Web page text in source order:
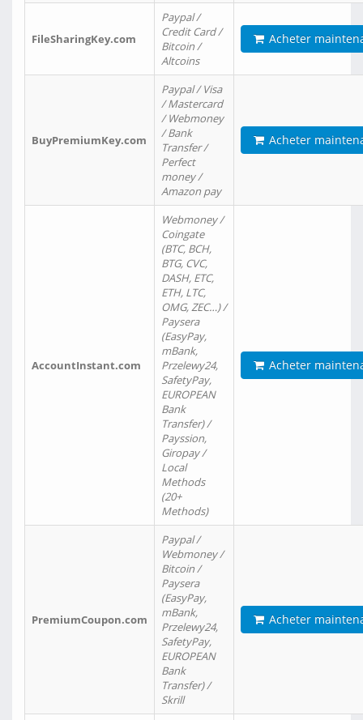
FileSharingKey.com
Paypal /
Credit Card /
Bitcoin /
Altcoins
Acheter
BuyPremiumKey.com
Paypal / Visa
/ Mastercard
/ Webmoney
/ Bank
Transfer /
Perfect
money /
Amazon pay
Acheter
AccountInstant.com
Webmoney /
Coingate
(BTC, BCH,
BTG, CVC,
DASH, ETC,
ETH, LTC,
OMG, ZEC…) /
Paysera
(EasyPay,
mBank,
Przelewy24,
SafetyPay,
EUROPEAN
Bank
Transfer) /
Payssion,
Giropay /
Local
Methods
(20+
Methods)
Acheter
PremiumCoupon.com
Paypal /
Webmoney /
Bitcoin /
Paysera
(EasyPay,
mBank,
Przelewy24,
SafetyPay,
EUROPEAN
Bank
Transfer) /
Skrill
Acheter